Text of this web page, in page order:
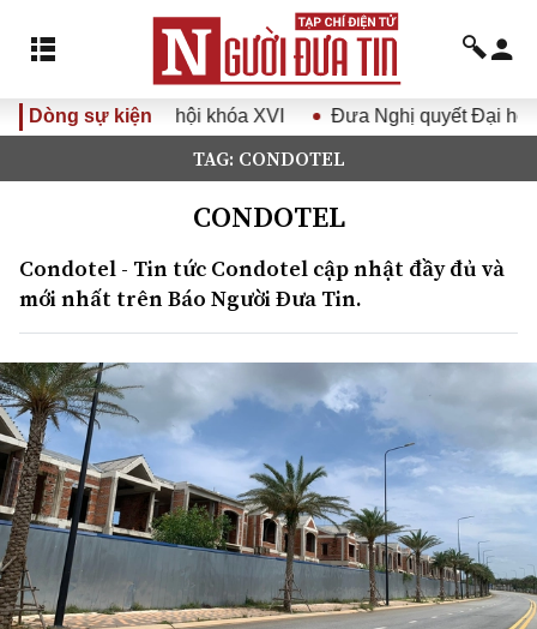
Dòng sự kiện
XVI Đưa Nghị quyết Đại hội Đảng XIV vào cuộc
TAG: CONDOTEL
CONDOTEL
Condotel - Tin tức Condotel cập nhật đầy đủ và
mới nhất trên Báo Người Đưa Tin.